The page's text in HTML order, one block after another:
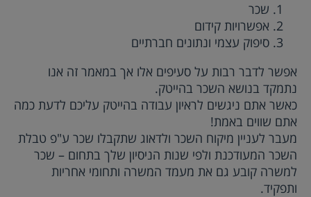
שכר
אפשרויות קידום
סיפוק עצמי ונתונים חברתיים
אפשר לדבר רבות על סעיפים אלו אך במאמר זה אנו
נתמקד בנושא השכר בהייטק.
כאשר אתם ניגשים לראיון עבודה בהייטק עליכם לדעת כמה
אתם שווים באמת!
מעבר לעניין מיקוח השכר ולדאוג שתקבלו שכר ע"פ טבלת
השכר המעודכנת ולפי שנות הניסיון שלך בתחום – שכר
למשרה קובע גם את מעמד המשרה ותחומי אחריות
ותפקיד.